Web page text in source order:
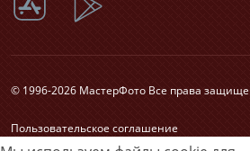
© 1996-2026 МастерФото Все права
Пользовательское соглашение
Согласие на обработку персональных данных